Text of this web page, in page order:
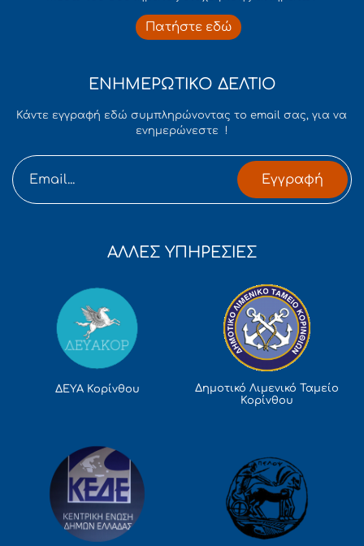
Πατήστε εδώ
ΕΝΗΜΕΡΩΤΙΚΟ ΔΕΛΤΙΟ
Κάντε εγγραφή εδώ συμπληρώνοντας το email σας, για να
ενημερώνεστε !
Εγγραφή
ΑΛΛΕΣ ΥΠΗΡΕΣΙΕΣ
ΔΕΥΑ Κορίνθου
Δημοτικό Λιμενικό Ταμείο
Κορίνθου